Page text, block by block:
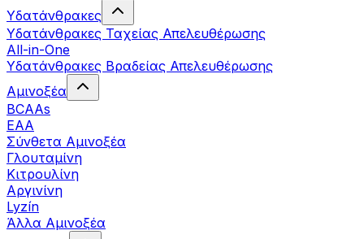
Υδατάνθρακες
Υδατάνθρακες Ταχείας Απελευθέρωσης
All-in-One
Υδατάνθρακες Βραδείας Απελευθέρωσης
Αμινοξέα
BCAAs
EAA
Σύνθετα Αμινοξέα
Γλουταμίνη
Κιτρουλίνη
Αργινίνη
Lyzín
Άλλα Αμινοξέα